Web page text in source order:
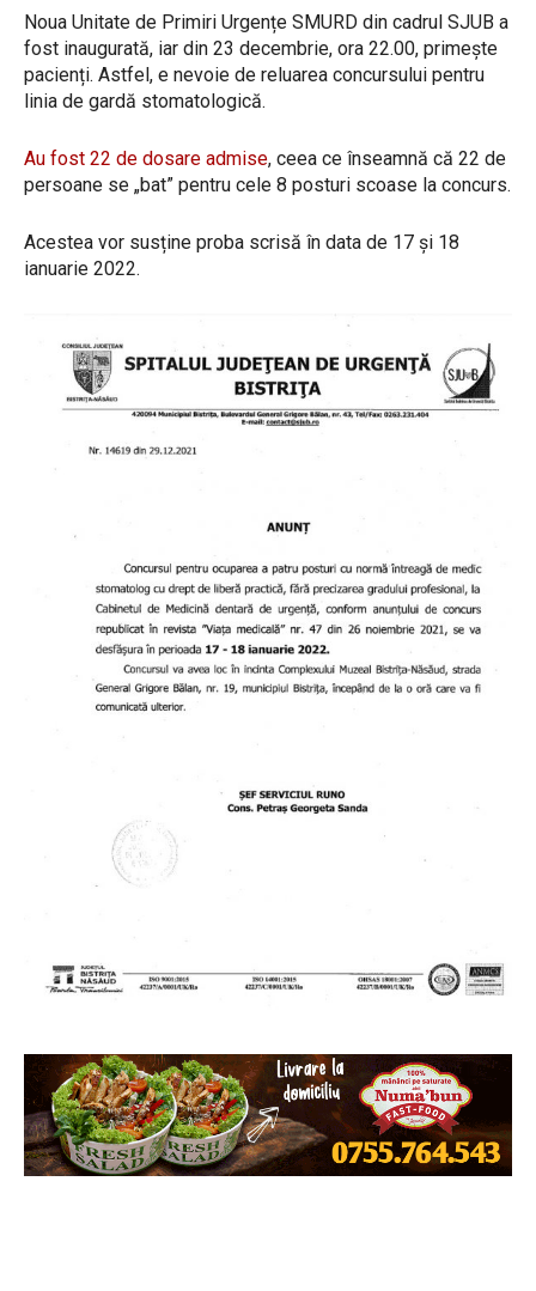
Noua Unitate de Primiri Urgențe SMURD din cadrul SJUB a
fost inaugurată, iar din 23 decembrie, ora 22.00, primește
pacienți. Astfel, e nevoie de reluarea concursului pentru
linia de gardă stomatologică.
Au fost 22 de dosare admise, ceea ce înseamnă că 22 de
persoane se „bat” pentru cele 8 posturi scoase la concurs.
Acestea vor susține proba scrisă în data de 17 și 18
ianuarie 2022.